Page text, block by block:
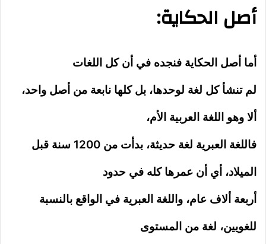
أصل الحكاية:
أما أصل الحكاية فنجده في أن كل اللغات
لم تنشأ كل لغة لوحدها، بل كلها نابعة من أصل واحد،
ألا وهو اللغة العربية الأم،
فاللغة العبرية لغة حديثة، بدأت من 1200 سنة قبل
الميلاد، أي أن عمرها كله في حدود
أربعة ألاف عام، واللغة العبرية في الواقع بالنسبة
للغويين، لغة من المستوى